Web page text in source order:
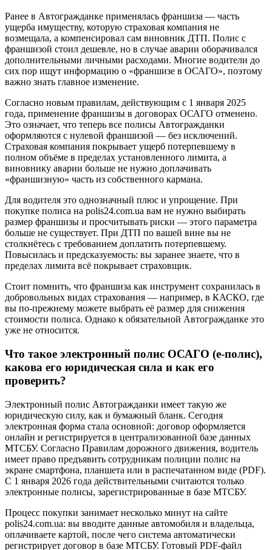
Ранее в Автогражданке применялась франшиза — часть
ущерба имуществу, которую страховая компания не
возмещала, а компенсировал сам виновник ДТП. Полис с
франшизой стоил дешевле, но в случае аварии оборачивался
дополнительными личными расходами. Многие водители до
сих пор ищут информацию о «франшизе в ОСАГО», поэтому
важно знать главное изменение.
Согласно новым правилам, действующим с 1 января 2025
года, применение франшизы в договорах ОСАГО отменено.
Это означает, что теперь все полисы Автогражданки
оформляются с нулевой франшизой — без исключений.
Страховая компания покрывает ущерб потерпевшему в
полном объёме в пределах установленного лимита, а
виновнику аварии больше не нужно доплачивать
«франшизную» часть из собственного кармана.
Для водителя это однозначный плюс и упрощение. При
покупке полиса на polis24.com.ua вам не нужно выбирать
размер франшизы и просчитывать риски — этого параметра
больше не существует. При ДТП по вашей вине вы не
столкнётесь с требованием доплатить потерпевшему.
Повысилась и предсказуемость: вы заранее знаете, что в
пределах лимита всё покрывает страховщик.
Стоит помнить, что франшиза как инструмент сохранилась в
добровольных видах страхования — например, в КАСКО, где
вы по-прежнему можете выбрать её размер для снижения
стоимости полиса. Однако к обязательной Автогражданке это
уже не относится.
Что такое электронный полис ОСАГО (е-полис),
какова его юридическая сила и как его
проверить?
Электронный полис Автогражданки имеет такую же
юридическую силу, как и бумажный бланк. Сегодня
электронная форма стала основной: договор оформляется
онлайн и регистрируется в централизованной базе данных
МТСБУ. Согласно Правилам дорожного движения, водитель
имеет право предъявить сотрудникам полиции полис на
экране смартфона, планшета или в распечатанном виде (PDF).
С 1 января 2026 года действительными считаются только
электронные полисы, зарегистрированные в базе МТСБУ.
Процесс покупки занимает несколько минут на сайте
polis24.com.ua: вы вводите данные автомобиля и владельца,
оплачиваете картой, после чего система автоматически
регистрирует договор в базе МТСБУ. Готовый PDF-файл